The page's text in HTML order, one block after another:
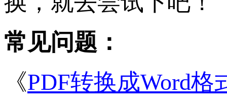
常见问题：
《PDF转换成Word格